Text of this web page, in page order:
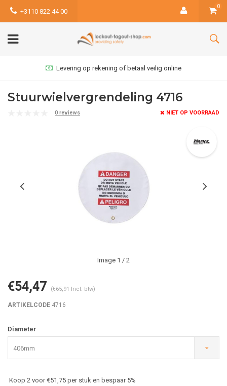
+3110 822 44 00
0
Levering op rekening of betaal veilig online
Stuurwielvergrendeling 4716
0 reviews NIET OP VOORRAAD
Image 1 / 2
€54,47 (€65,91 Incl. btw)
ARTIKELCODE 4716
Diameter
406mm
Koop 2 voor €51,75 per stuk en bespaar 5%